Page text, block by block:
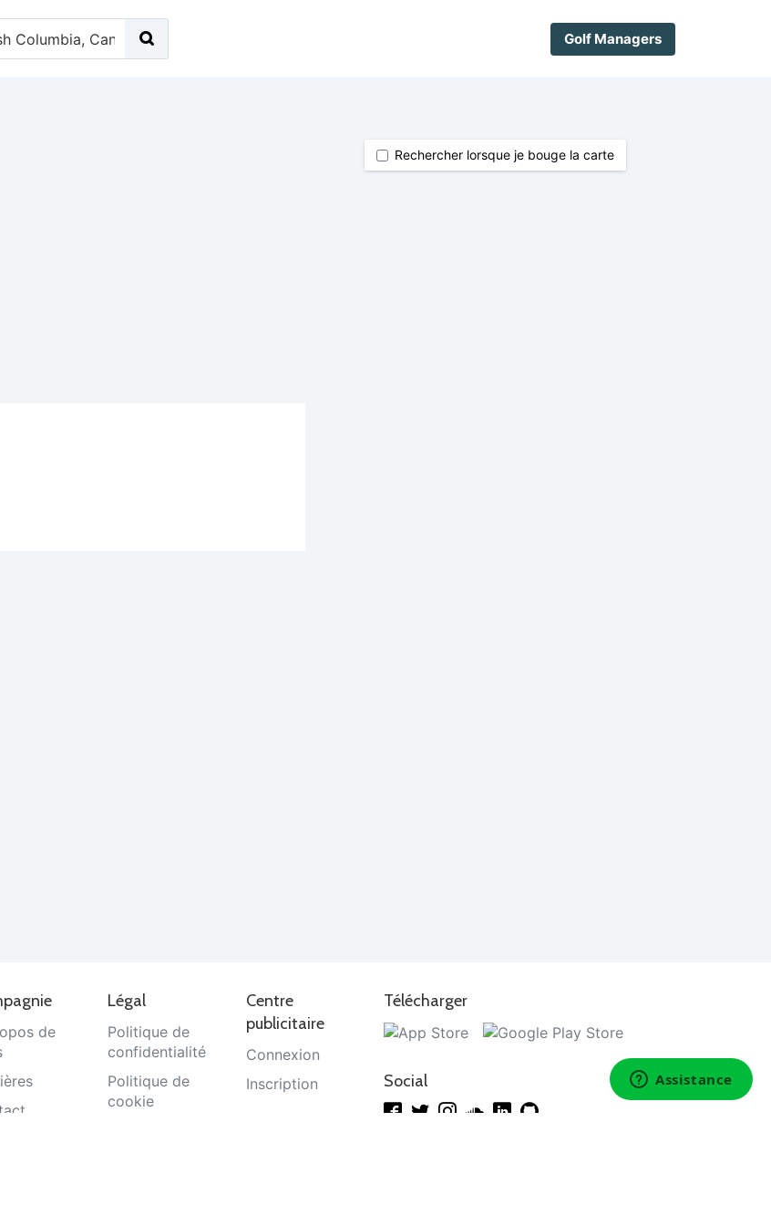
Golf Managers
Rechercher lorsque je bouge la carte
de
Légal
Politique de
confidentialité
Politique de
cookie
Centre
publicitaire
Connexion
Inscription
Télécharger
Social